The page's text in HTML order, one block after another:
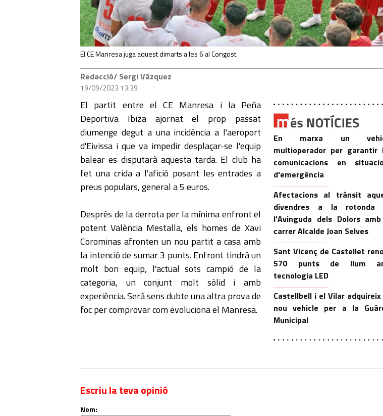
El CE Manresa juga aquest dimarts a les 6 al Congost.
Redacció/ Sergi Vázquez
19/09/2023 13:39
En marxa un
multioperador per garantir
comunicacions en
d'emergència
Afectacions al trànsit
divendres a la rotonda
l'Avinguda dels Dolors
carrer Alcalde Joan Selves
Sant Vicenç de Castellet
570 punts de llum
tecnologia LED
Castellbell i el Vilar adquireix
nou vehicle per a la
Municipal
El partit entre el CE Manresa i la Peña
Deportiva Ibiza ajornat el prop passat
diumenge degut a una incidència a l'aeroport
d'Eivissa i que va impedir desplaçar-se l'equip
balear es disputarà aquesta tarda. El club ha
fet una crida a l'afició posant les entrades a
preus populars, general a 5 euros.
Després de la derrota per la mínima enfront el
potent València Mestalla, els homes de Xavi
Corominas afronten un nou partit a casa amb
la intenció de sumar 3 punts. Enfront tindrà un
molt bon equip, l'actual sots campió de la
categoria, un conjunt molt sòlid i amb
experiència. Serà sens dubte una altra prova de
foc per comprovar com evoluciona el Manresa.
Escriu la teva opinió
Nom: